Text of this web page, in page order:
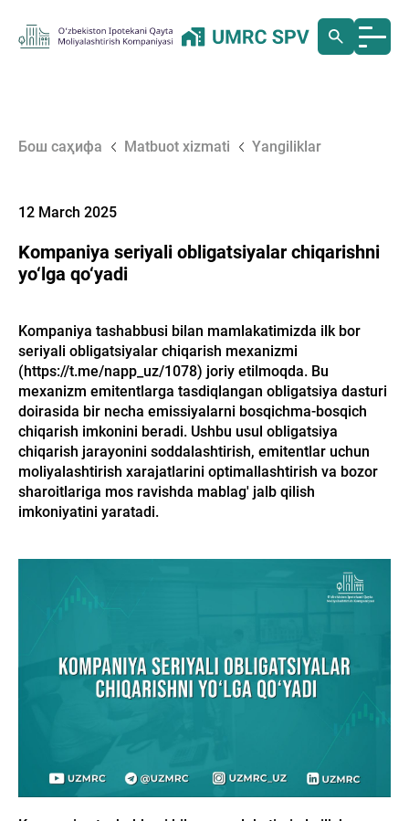
Бош саҳифа Matbuot xizmati Yangiliklar
12 March 2025
Kompaniya seriyali obligatsiyalar chiqarishni
yo‘lga qo‘yadi
Kompaniya tashabbusi bilan mamlakatimizda ilk bor
seriyali obligatsiyalar chiqarish mexanizmi
(https://t.me/napp_uz/1078) joriy etilmoqda. Bu
mexanizm emitentlarga tasdiqlangan obligatsiya dasturi
doirasida bir necha emissiyalarni bosqichma-bosqich
chiqarish imkonini beradi. Ushbu usul obligatsiya
chiqarish jarayonini soddalashtirish, emitentlar uchun
moliyalashtirish xarajatlarini optimallashtirish va bozor
sharoitlariga mos ravishda mablag' jalb qilish
imkoniyatini yaratadi.